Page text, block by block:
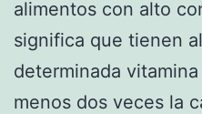
alimentos con alto
significa que tienen
determinada
menos dos veces la